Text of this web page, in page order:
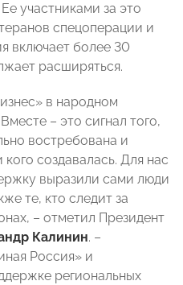
участниками за это
спецоперации и
включает более 30
расширяться.
в народном
– это сигнал того,
востребована и
создавалась. Для нас
выразили сами люди
те, кто следит за
– отметил Президент
Калинин. –
Россия» и
региональных